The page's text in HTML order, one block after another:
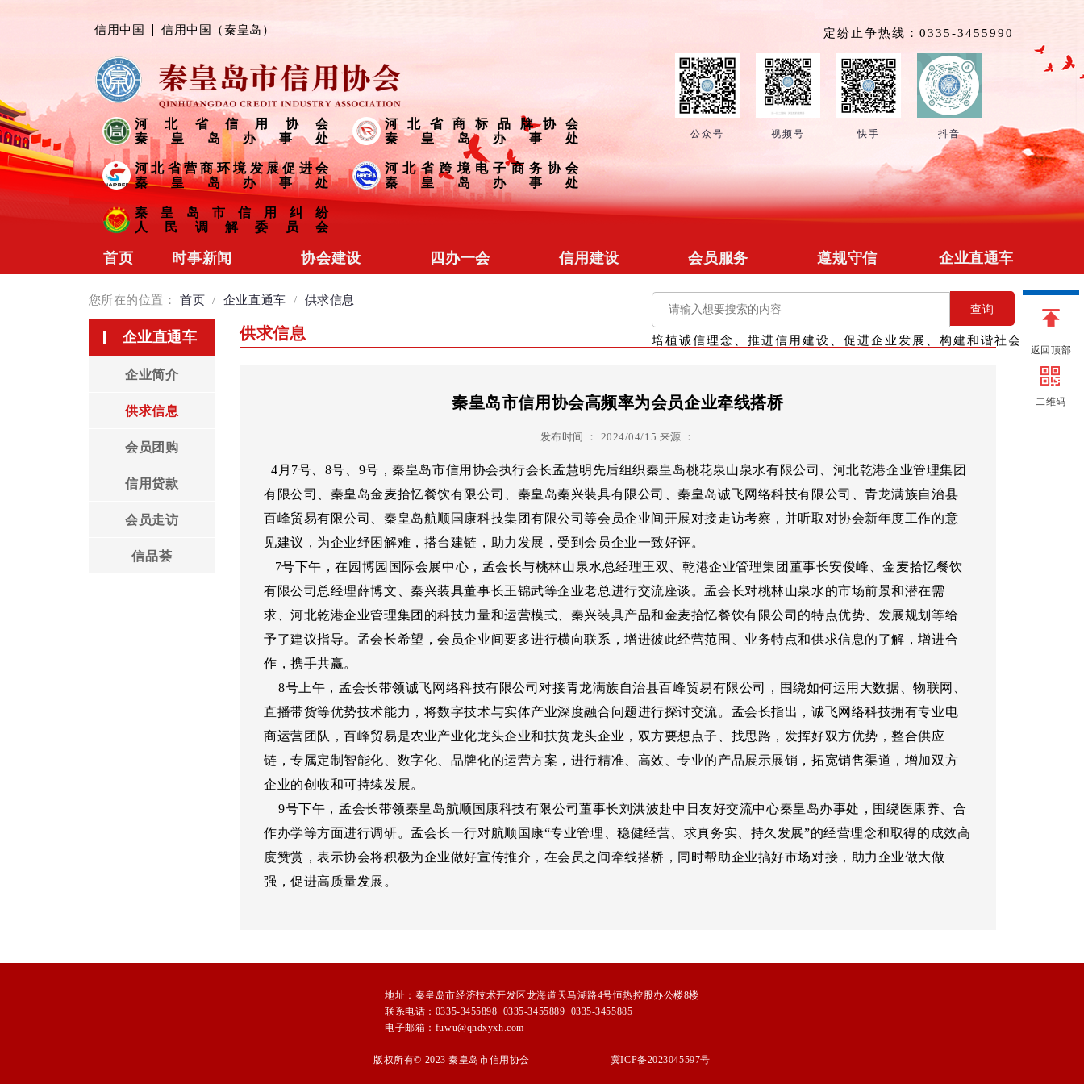
返回顶部
二维码
信用中国 信用中国（秦皇岛） 定纷止争热线：0335-3455990
公众号 视频号 快手 抖音
河北省信用协会
秦皇岛办事处
河北省商标品牌协会
秦皇岛办事处
河北省营商环境发展促进会
秦皇岛办事处
河北省跨境电子商务协会
秦皇岛办事处
秦皇岛市信用纠纷
人民调解委员会
查询
培植诚信理念、推进信用建设、促进企业发展、构建和谐社会
首页
时事新闻
会员风采
领导言论
协会建设
制度规范
协会荣誉
四办一会
营商促进
信用调解
信用建设
信用研究
信用评级
信用认证
信用生活
会员服务
会员管理
政企对接
信用审批
心声社区
遵规守信
信用修复
企业直通车
供求信息
会员团购
您所在的位置： 首页 / 企业直通车 / 供求信息
企业直通车
企业简介
供求信息
会员团购
信用贷款
会员走访
信品荟
供求信息
秦皇岛市信用协会高频率为会员企业牵线搭桥
发布时间 ： 2024/04/15 来源 ：
4月7号、8号、9号，秦皇岛市信用协会执行会长孟慧明先后组织秦皇岛桃花泉山泉水有限公司、河北乾港企业管理集团
有限公司、秦皇岛金麦拾忆餐饮有限公司、秦皇岛秦兴装具有限公司、秦皇岛诚飞网络科技有限公司、青龙满族自治县
百峰贸易有限公司、秦皇岛航顺国康科技集团有限公司等会员企业间开展对接走访考察，并听取对协会新年度工作的意
见建议，为企业纾困解难，搭台建链，助力发展，受到会员企业一致好评。
7号下午，在园博园国际会展中心，孟会长与桃林山泉水总经理王双、乾港企业管理集团董事长安俊峰、金麦拾忆餐饮
有限公司总经理薛博文、秦兴装具董事长王锦武等企业老总进行交流座谈。孟会长对桃林山泉水的市场前景和潜在需
求、河北乾港企业管理集团的科技力量和运营模式、秦兴装具产品和金麦拾忆餐饮有限公司的特点优势、发展规划等给
予了建议指导。孟会长希望，会员企业间要多进行横向联系，增进彼此经营范围、业务特点和供求信息的了解，增进合
作，携手共赢。
8号上午，孟会长带领诚飞网络科技有限公司对接青龙满族自治县百峰贸易有限公司，围绕如何运用大数据、物联网、
直播带货等优势技术能力，将数字技术与实体产业深度融合问题进行探讨交流。孟会长指出，诚飞网络科技拥有专业电
商运营团队，百峰贸易是农业产业化龙头企业和扶贫龙头企业，双方要想点子、找思路，发挥好双方优势，整合供应
链，专属定制智能化、数字化、品牌化的运营方案，进行精准、高效、专业的产品展示展销，拓宽销售渠道，增加双方
企业的创收和可持续发展。
9号下午，孟会长带领秦皇岛航顺国康科技有限公司董事长刘洪波赴中日友好交流中心秦皇岛办事处，围绕医康养、合
作办学等方面进行调研。孟会长一行对航顺国康“专业管理、稳健经营、求真务实、持久发展”的经营理念和取得的成效高
度赞赏，表示协会将积极为企业做好宣传推介，在会员之间牵线搭桥，同时帮助企业搞好市场对接，助力企业做大做
强，促进高质量发展。
地址：秦皇岛市经济技术开发区龙海道天马湖路4号恒热控股办公楼8楼
联系电话：0335-3455898 0335-3455889 0335-3455885
电子邮箱：fuwu@qhdxyxh.com
版权所有© 2023 秦皇岛市信用协会 冀ICP备2023045597号